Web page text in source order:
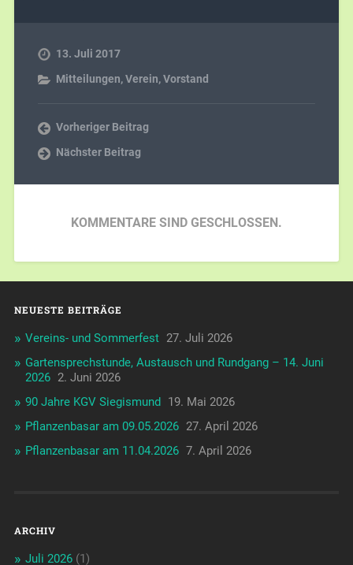
13. Juli 2017
Mitteilungen,Verein,Vorstand
Vorheriger Beitrag
Nächster Beitrag
KOMMENTARE SIND GESCHLOSSEN.
NEUESTE BEITRÄGE
Vereins- und Sommerfest 27. Juli 2026
Gartensprechstunde, Austausch und Rundgang – 14. Juni
2026 2. Juni 2026
90 Jahre KGV Siegismund 19. Mai 2026
Pflanzenbasar am 09.05.2026 27. April 2026
Pflanzenbasar am 11.04.2026 7. April 2026
ARCHIV
Juli 2026(1)